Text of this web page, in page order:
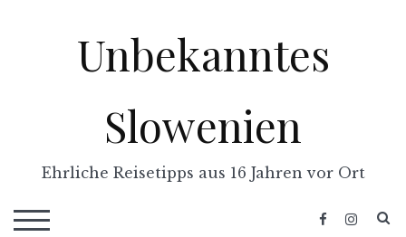
Unbekanntes
Slowenien
Ehrliche Reisetipps aus 16 Jahren vor Ort
TOGGLE MOBILE MENU